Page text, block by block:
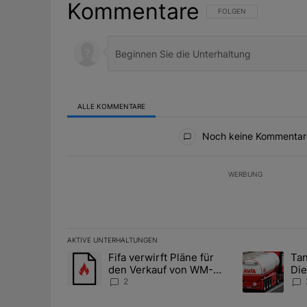
Kommentare FOLGE DIESER
FOLGEN
ALLE KOMMENTARE
Noch keine
WERBUNG
AKTIVE UNTERHALTUNGEN
Das Folgende ist eine Liste der am meisten
Ein Trendartikel mit dem Titel "Fifa verwirft Pläne für
Fifa verwirft Pläne für
den Verkauf von WM-
Anteilen
2
Ein